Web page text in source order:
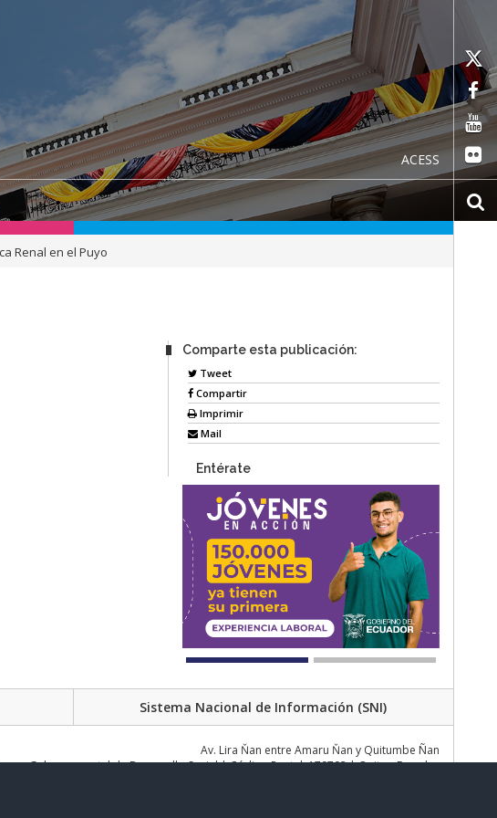
ACESS
Renal en el Puyo
Comparte esta publicación:
Tweet
Compartir
Imprimir
Mail
Entérate
Sistema Nacional de Información (SNI)
Av. Lira Ňan entre Amaru Ňan y Quitumbe Ñan
Gubernamental de Desarrollo Social | Código Postal: 170702 | Quito - Ecuador